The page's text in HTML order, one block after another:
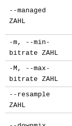
--managed
ZAHL
-m, --min-
bitrate ZAHL
-M, --max-
bitrate ZAHL
--resample
ZAHL